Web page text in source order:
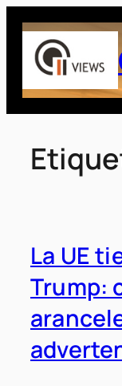
Saltar
contenido
La UE
Trump: